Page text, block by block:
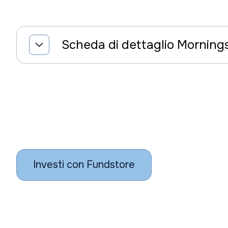
Scheda di dettaglio
Investi con Fundstore